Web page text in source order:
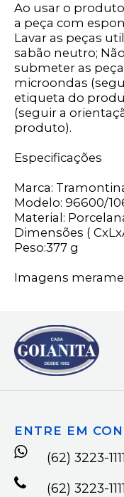
Ao usar o
a peça com
Lavar as peças
sabão neutro;
submeter as
microondas
etiqueta do
(seguir a
produto).
Especificações
Marca:
Modelo: 96600/
Material:
Dimensões (
Peso:377 g
Imagens
ENTRE EM
(62) 3223-1111
(62) 3223-1111